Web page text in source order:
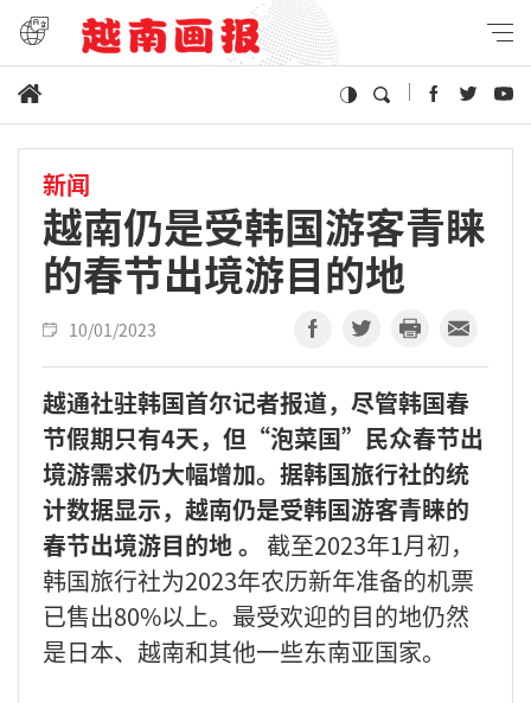
新闻
越南仍是受韩国游客青睐
的春节出境游目的地
10/01/2023
越通社驻韩国首尔记者报道，尽管韩国春
节假期只有4天，但“泡菜国”民众春节出
境游需求仍大幅增加。据韩国旅行社的统
计数据显示，越南仍是受韩国游客青睐的
春节出境游目的地 。
截至2023年1月初，
韩国旅行社为2023年农历新年准备的机票
已售出80%以上。最受欢迎的目的地仍然
是日本、越南和其他一些东南亚国家。